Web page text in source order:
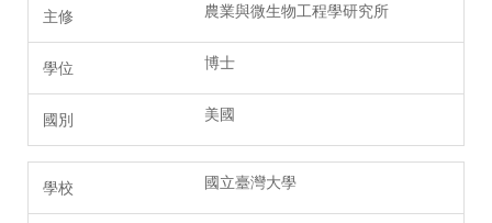
農業與微生物工程學研究所
博士
美國
國立臺灣大學